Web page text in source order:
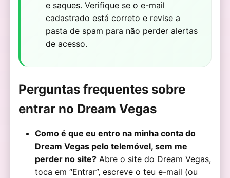
e saques. Verifique se o e-mail
cadastrado está correto e revise a
pasta de spam para não perder alertas
de acesso.
Perguntas frequentes sobre
entrar no Dream Vegas
Como é que eu entro na minha conta do
Dream Vegas pelo telemóvel, sem me
perder no site? Abre o site do Dream Vegas,
toca em “Entrar”, escreve o teu e-mail (ou